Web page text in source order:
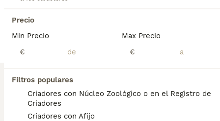
Precio
Min Precio
€
Max Precio
€
Filtros populares
Criadores con Núcleo Zoológico o en el Registro de
Criadores
Criadores con Afijo
Las Rozas de Madrid
Madrid